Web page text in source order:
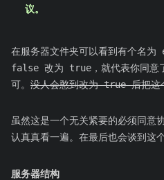
议。
在服务器文件夹可以看到有个名
false 改为 true，就代表你同意
可。 没人会憨到改为 true 后把这
虽然这是一个无关紧要的必须同意
认真真看一遍。在最后也会谈到这个
服务器结构